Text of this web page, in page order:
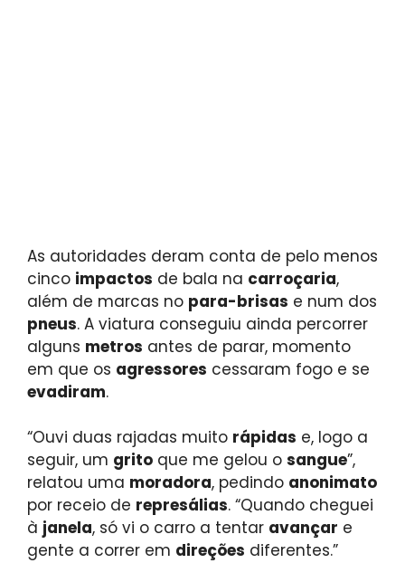
As autoridades deram conta de pelo menos
cinco impactos de bala na carroçaria,
além de marcas no para-brisas e num dos
pneus. A viatura conseguiu ainda percorrer
alguns metros antes de parar, momento
em que os agressores cessaram fogo e se
evadiram.
“Ouvi duas rajadas muito rápidas e, logo a
seguir, um grito que me gelou o sangue”,
relatou uma moradora, pedindo anonimato
por receio de represálias. “Quando cheguei
à janela, só vi o carro a tentar avançar e
gente a correr em direções diferentes.”